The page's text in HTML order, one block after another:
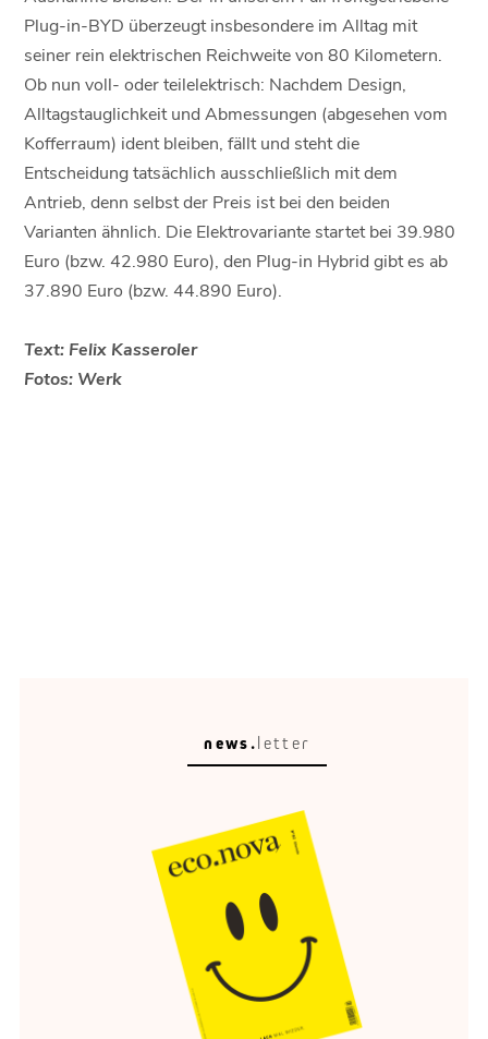
Plug-in-BYD überzeugt insbesondere im Alltag mit
seiner rein elektrischen Reichweite von 80 Kilometern.
Ob nun voll- oder teilelektrisch: Nachdem Design,
Alltagstauglichkeit und Abmessungen (abgesehen vom
Kofferraum) ident bleiben, fällt und steht die
Entscheidung tatsächlich ausschließlich mit dem
Antrieb, denn selbst der Preis ist bei den beiden
Varianten ähnlich. Die Elektrovariante startet bei 39.980
Euro (bzw. 42.980 Euro), den Plug-in Hybrid gibt es ab
37.890 Euro (bzw. 44.890 Euro).
Text: Felix Kasseroler
Fotos: Werk
Meisterstück
Der DS N°8 ist das neue französische Flaggschiff.
news.letter